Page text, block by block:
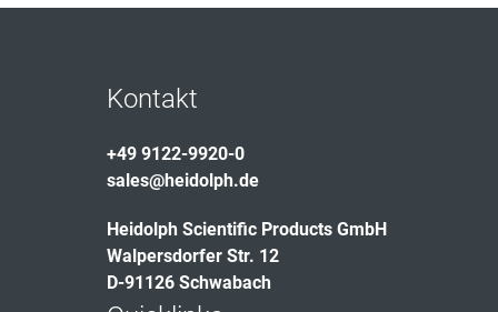
Kontakt
+49 9122-9920-0
sales@heidolph.de
Heidolph Scientific Products GmbH
Walpersdorfer Str. 12
D-91126 Schwabach